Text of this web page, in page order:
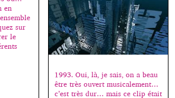
et
en
sur
le
1993. Oui, là, je sais, on a beau
être très ouvert musicalement…
c’est très dur… mais ce clip était